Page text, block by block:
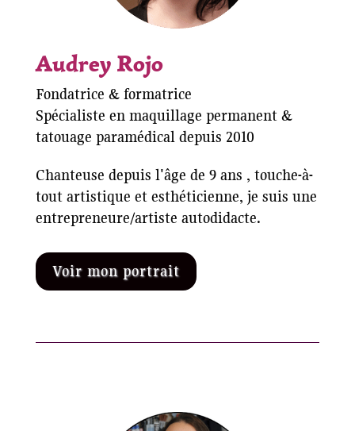
Audrey Rojo
Fondatrice & formatrice
Spécialiste en maquillage permanent &
tatouage paramédical depuis 2010
Chanteuse depuis l'âge de 9 ans , touche-à-
tout artistique et esthéticienne, je suis une
entrepreneure/artiste autodidacte.
Voir mon portrait